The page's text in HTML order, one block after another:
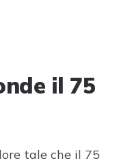
il 75
tale che il 75